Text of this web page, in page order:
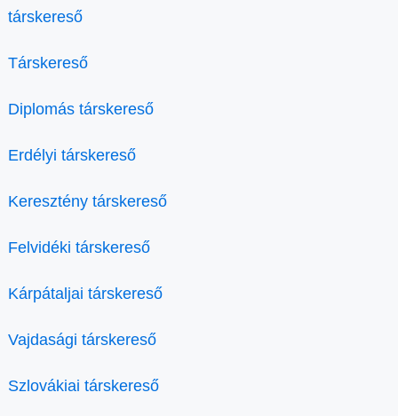
társkereső
Társkereső
Diplomás társkereső
Erdélyi társkereső
Keresztény társkereső
Felvidéki társkereső
Kárpátaljai társkereső
Vajdasági társkereső
Szlovákiai társkereső